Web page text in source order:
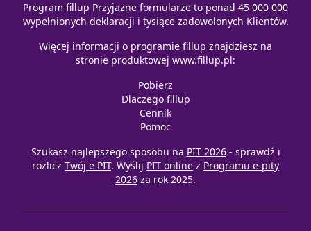
Program fillup Przyjazne formularze to ponad 45 000 000
wypełnionych deklaracji i tysiące zadowolonych Klientów.
Więcej informacji o programie fillup znajdziesz na
stronie produktowej www.fillup.pl:
Pobierz
Dlaczego fillup
Cennik
Pomoc
Szukasz najlepszego sposobu na PIT 2026 - sprawdź i
rozlicz Twój e PIT. Wyślij PIT online z Programu e-pity
2026 za rok 2025.